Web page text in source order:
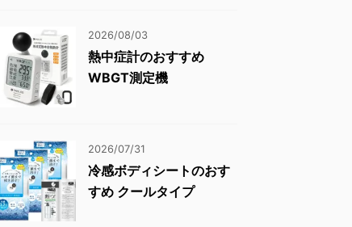
2026/08/03
熱中症計のおすすめ
WBGT測定機
2026/07/31
冷感ボディシートのおす
すめ クールタイプ